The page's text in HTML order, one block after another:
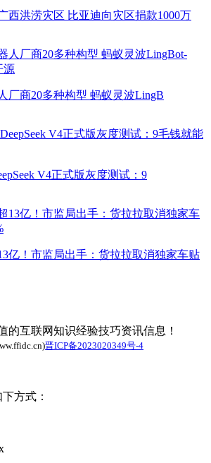
西洪涝灾区 比亚迪向灾区捐款1000万
厂商20多种构型 蚂蚁灵波LingB
V4正式版灰度测试：9
亿！市监局出手：货拉拉取消独家车贴
的互联网知识经验技巧资讯信息！
晋ICP备2023020349号-4
方式：